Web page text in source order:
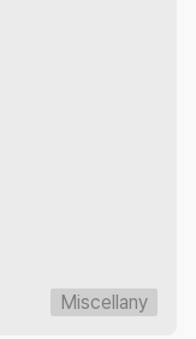
Miscellany